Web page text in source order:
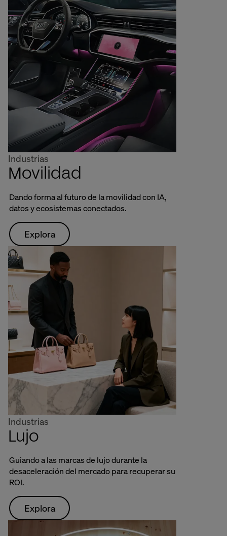
Industrias
Movilidad
Dando forma al futuro de la movilidad con IA,
datos y ecosistemas conectados.
Explora
Industrias
Lujo
Guiando a las marcas de lujo durante la
desaceleración del mercado para recuperar su
ROI.
Explora